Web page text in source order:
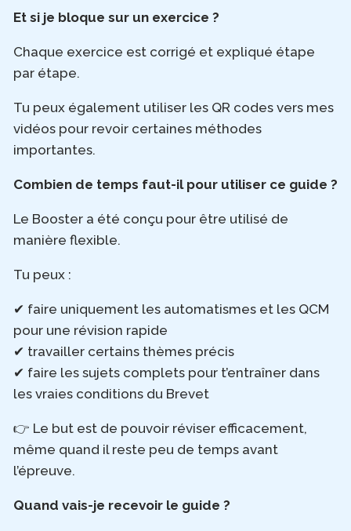
Et si je bloque sur un exercice ?
Chaque exercice est corrigé et expliqué étape
par étape.
Tu peux également utiliser les QR codes vers mes
vidéos pour revoir certaines méthodes
importantes.
Combien de temps faut-il pour utiliser ce guide ?
Le Booster a été conçu pour être utilisé de
manière flexible.
Tu peux :
✔ faire uniquement les automatismes et les QCM
pour une révision rapide
✔ travailler certains thèmes précis
✔ faire les sujets complets pour t’entraîner dans
les vraies conditions du Brevet
👉 Le but est de pouvoir réviser efficacement,
même quand il reste peu de temps avant
l’épreuve.
Quand vais-je recevoir le guide ?